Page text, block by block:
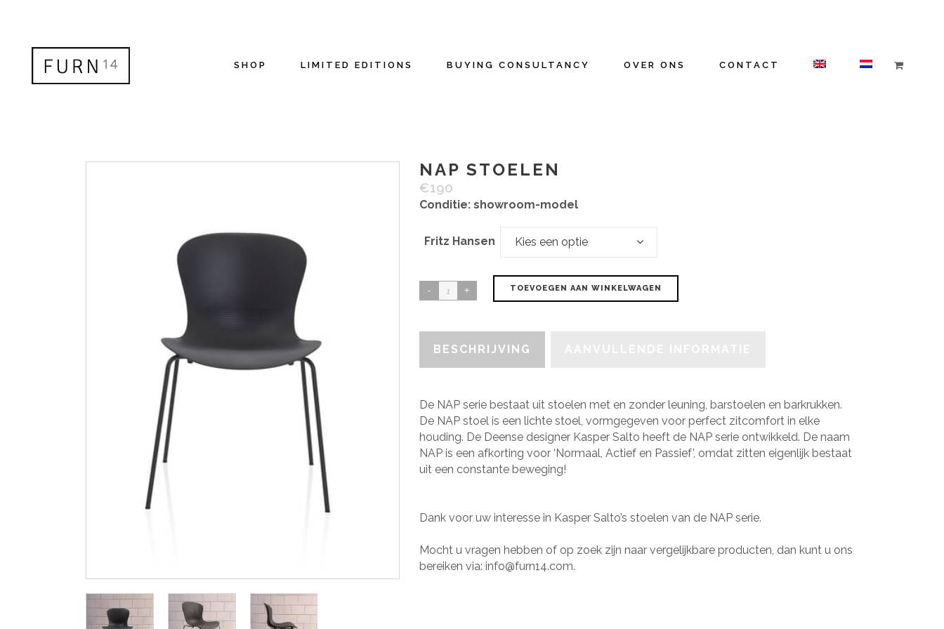
SHOP LIMITED EDITIONS BUYING CONSULTANCY OVER ONS CONTACT
NAP STOELEN
€190
Conditie: showroom-model
Fritz Hansen Kies een optie
NAP
quantity
TOEVOEGEN AAN WINKELWAGEN
BESCHRIJVING
De NAP serie bestaat uit stoelen met en zonder leuning, barstoelen en barkrukken.
De NAP stoel is een lichte stoel, vormgegeven voor perfect zitcomfort in elke
houding. De Deense designer Kasper Salto heeft de NAP serie ontwikkeld. De naam
NAP is een afkorting voor ‘Normaal, Actief en Passief’, omdat zitten eigenlijk bestaat
uit een constante beweging!
Dank voor uw interesse in Kasper Salto’s stoelen van de NAP serie.
Mocht u vragen hebben of op zoek zijn naar vergelijkbare producten, dan kunt u ons
bereiken via: info@furn14.com.